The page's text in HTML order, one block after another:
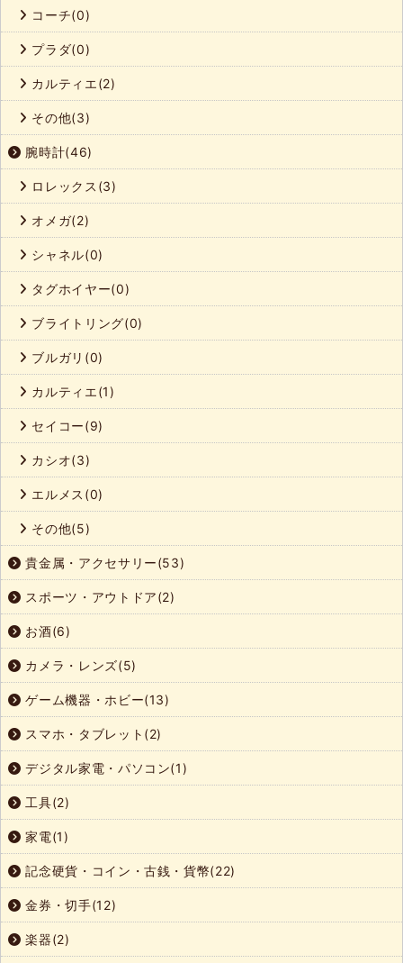
コーチ(0)
プラダ(0)
カルティエ(2)
その他(3)
腕時計(46)
ロレックス(3)
オメガ(2)
シャネル(0)
タグホイヤー(0)
ブライトリング(0)
ブルガリ(0)
カルティエ(1)
セイコー(9)
カシオ(3)
エルメス(0)
その他(5)
貴金属・アクセサリー(53)
スポーツ・アウトドア(2)
お酒(6)
カメラ・レンズ(5)
ゲーム機器・ホビー(13)
スマホ・タブレット(2)
デジタル家電・パソコン(1)
工具(2)
家電(1)
記念硬貨・コイン・古銭・貨幣(22)
金券・切手(12)
楽器(2)